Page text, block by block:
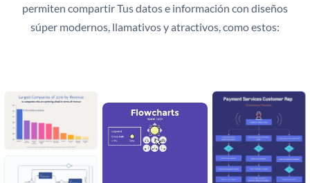
permiten compartir Tus datos e información con diseños
súper modernos, llamativos y atractivos, como estos: